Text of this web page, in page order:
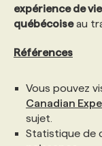
expérience de
québécoiseau
Références
Vous pouvez
Canadian
sujet.
Statistique de